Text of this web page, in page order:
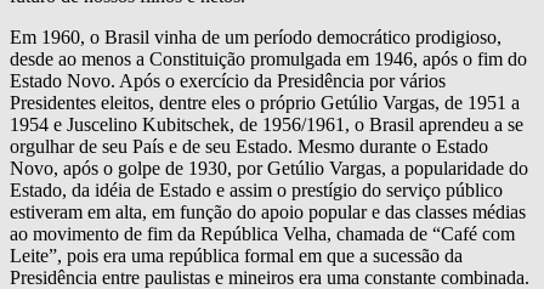
Em 1960, o Brasil vinha de um período democrático prodigioso,
desde ao menos a Constituição promulgada em 1946, após o fim do
Estado Novo. Após o exercício da Presidência por vários
Presidentes eleitos, dentre eles o próprio Getúlio Vargas, de 1951 a
1954 e Juscelino Kubitschek, de 1956/1961, o Brasil aprendeu a se
orgulhar de seu País e de seu Estado. Mesmo durante o Estado
Novo, após o golpe de 1930, por Getúlio Vargas, a popularidade do
Estado, da idéia de Estado e assim o prestígio do serviço público
estiveram em alta, em função do apoio popular e das classes médias
ao movimento de fim da República Velha, chamada de “Café com
Leite”, pois era uma república formal em que a sucessão da
Presidência entre paulistas e mineiros era uma constante combinada.